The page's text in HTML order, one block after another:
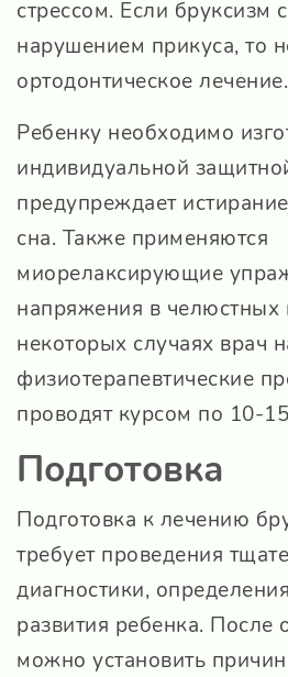
стрессом. Если бруксизм
нарушением прикуса, то
ортодонтическое лечение.
Ребенку необходимо
индивидуальной
предупреждает
сна. Также применяются
миорелаксирующие
напряжения в
некоторых случаях врач
физиотерапевтические
проводят курсом по 10-
Подготовка
Подготовка к лечению
требует проведения
диагностики,
развития ребенка. После
можно установить